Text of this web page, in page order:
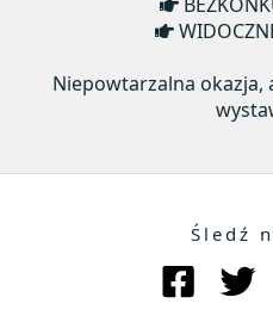
Niepowtarzalna okazja,
Śledź